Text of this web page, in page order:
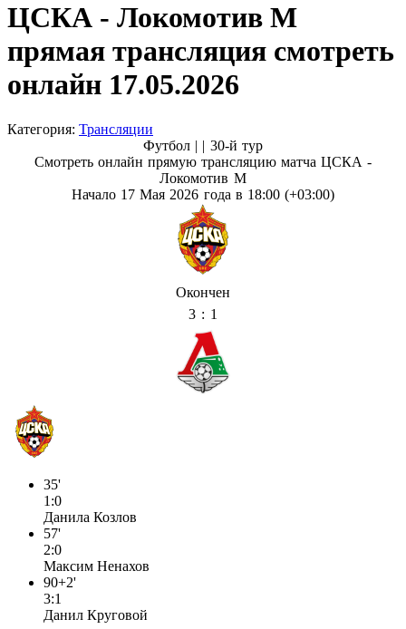
ЦСКА - Локомотив М
прямая трансляция смотреть
онлайн 17.05.2026
Категория: Трансляции
Футбол | | 30-й тур
Смотреть онлайн прямую трансляцию матча ЦСКА -
Локомотив М
Начало 17 Мая 2026 года в 18:00 (+03:00)
Окончен
3 : 1
35'
1:0
Данила Козлов
57'
2:0
Максим Ненахов
90+2'
3:1
Данил Круговой